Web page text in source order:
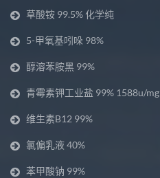
草酸铵 99.5% 化学纯
5-甲氧基吲哚 98%
醇溶苯胺黑 99%
青霉素钾工业盐 99% 1588u/mg
维生素B12 99%
氯偏乳液 40%
苯甲酸钠 99%